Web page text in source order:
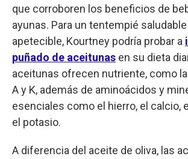
que corroboren los beneficios de
ayunas. Para un tentempié
apetecible, Kourtney podría probar a
puñado de aceitunas en su dieta
aceitunas ofrecen nutriente, como
A y K, además de aminoácidos y
esenciales como el hierro, el calcio,
el potasio.
A diferencia del aceite de oliva, las